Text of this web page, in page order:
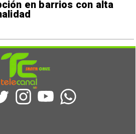
en barrios con alta